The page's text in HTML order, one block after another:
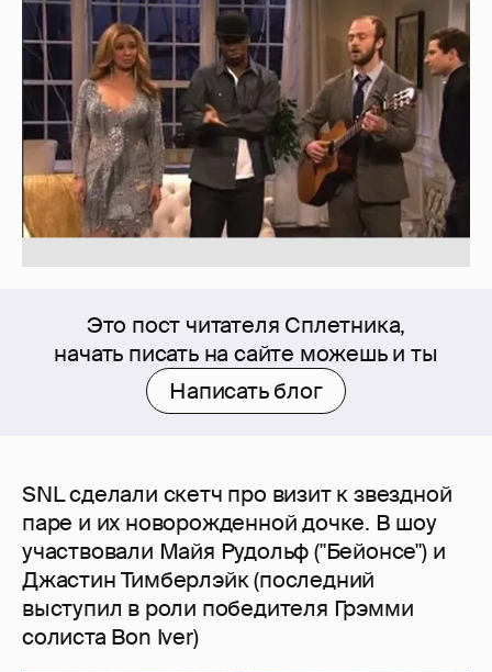
Это пост читателя Сплетника,
начать писать на сайте можешь и ты
Написать блог
SNL сделали скетч про визит к звездной
паре и их новорожденной дочке. В шоу
участвовали Майя Рудольф ("Бейонсе") и
Джастин Тимберлэйк (последний
выступил в роли победителя Грэмми
солиста Bon Iver)